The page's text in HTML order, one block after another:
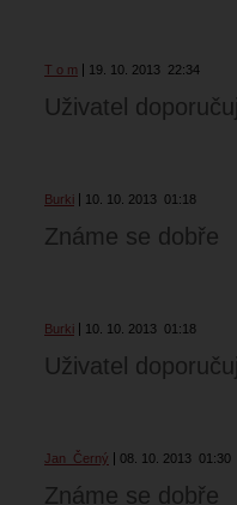
T o m 19. 10. 2013 22:34
Uživatel
Burki 10. 10. 2013 01:18
Známe se dobře
Burki 10. 10. 2013 01:18
Uživatel
Jan_Černý 08. 10. 2013 01:30
Známe se dobře